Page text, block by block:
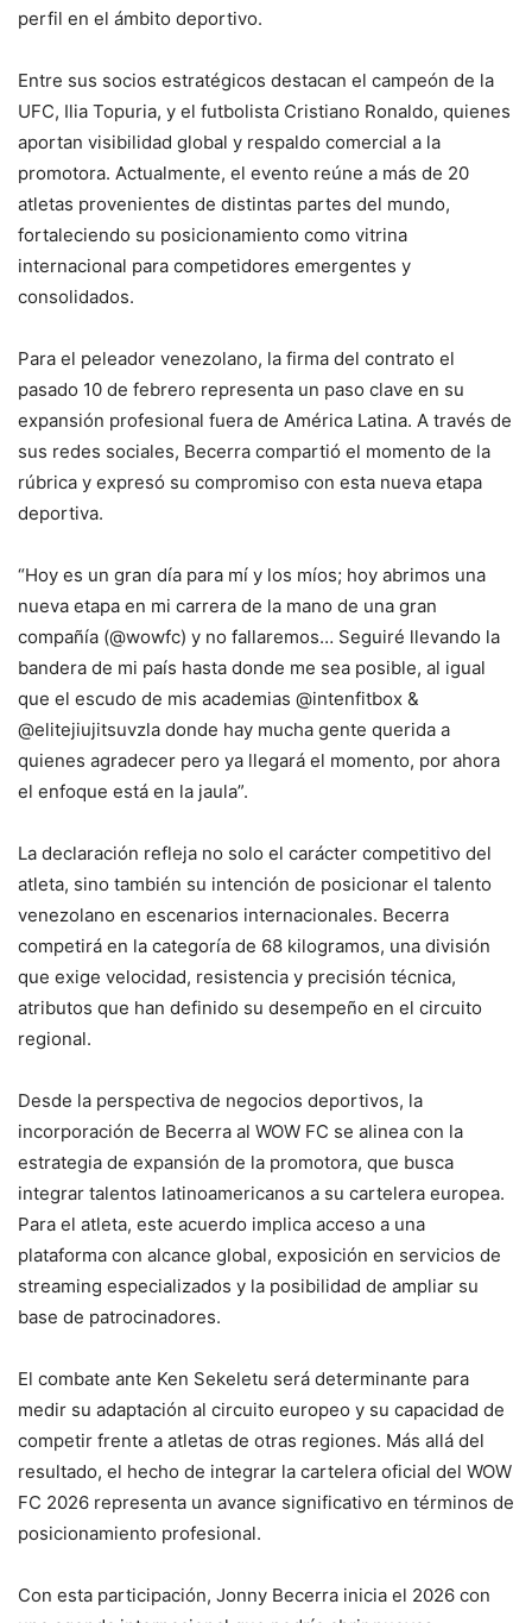
perfil en el ámbito deportivo.
Entre sus socios estratégicos destacan el campeón de la
UFC, Ilia Topuria, y el futbolista Cristiano Ronaldo, quienes
aportan visibilidad global y respaldo comercial a la
promotora. Actualmente, el evento reúne a más de 20
atletas provenientes de distintas partes del mundo,
fortaleciendo su posicionamiento como vitrina
internacional para competidores emergentes y
consolidados.
Para el peleador venezolano, la firma del contrato el
pasado 10 de febrero representa un paso clave en su
expansión profesional fuera de América Latina. A través de
sus redes sociales, Becerra compartió el momento de la
rúbrica y expresó su compromiso con esta nueva etapa
deportiva.
“Hoy es un gran día para mí y los míos; hoy abrimos una
nueva etapa en mi carrera de la mano de una gran
compañía (@wowfc) y no fallaremos… Seguiré llevando la
bandera de mi país hasta donde me sea posible, al igual
que el escudo de mis academias @intenfitbox &
@elitejiujitsuvzla donde hay mucha gente querida a
quienes agradecer pero ya llegará el momento, por ahora
el enfoque está en la jaula”.
La declaración refleja no solo el carácter competitivo del
atleta, sino también su intención de posicionar el talento
venezolano en escenarios internacionales. Becerra
competirá en la categoría de 68 kilogramos, una división
que exige velocidad, resistencia y precisión técnica,
atributos que han definido su desempeño en el circuito
regional.
Desde la perspectiva de negocios deportivos, la
incorporación de Becerra al WOW FC se alinea con la
estrategia de expansión de la promotora, que busca
integrar talentos latinoamericanos a su cartelera europea.
Para el atleta, este acuerdo implica acceso a una
plataforma con alcance global, exposición en servicios de
streaming especializados y la posibilidad de ampliar su
base de patrocinadores.
El combate ante Ken Sekeletu será determinante para
medir su adaptación al circuito europeo y su capacidad de
competir frente a atletas de otras regiones. Más allá del
resultado, el hecho de integrar la cartelera oficial del WOW
FC 2026 representa un avance significativo en términos de
posicionamiento profesional.
Con esta participación, Jonny Becerra inicia el 2026 con